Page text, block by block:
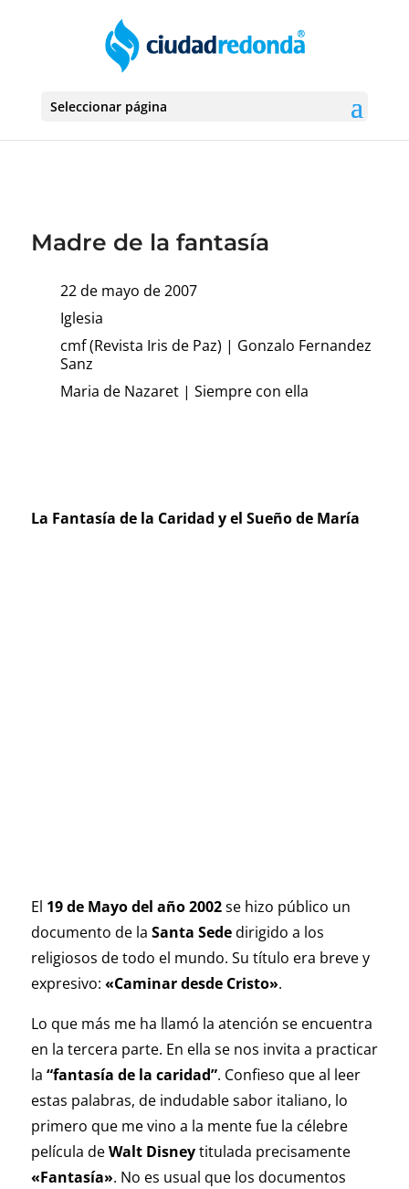
Seleccionar página
Madre de la fantasía
22 de mayo de 2007
Iglesia
cmf (Revista Iris de Paz) | Gonzalo Fernandez
Sanz
Maria de Nazaret| Siempre con ella
La Fantasía de la Caridad y el Sueño de María
El 19 de Mayo del año 2002se hizo público un
documento de la Santa Sededirigido a los
religiosos de todo el mundo. Su título era breve y
expresivo: «Caminar desde Cristo».
Lo que más me ha llamó la atención se encuentra
en la tercera parte. En ella se nos invita a practicar
la “fantasía de la caridad”. Confieso que al leer
estas palabras, de indudable sabor italiano, lo
primero que me vino a la mente fue la célebre
película deWalt Disneytitulada precisamente
«Fantasía». No es usual que los documentos